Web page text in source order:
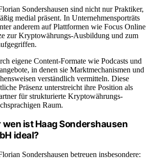
Sondershausen sind nicht nur Praktiker,
medial präsent. In Unternehmensporträts
anderem auf Plattformen wie Focus Online
zur Kryptowährungs-Ausbildung und zum
eigene Content-Formate wie Podcasts und
in denen sie Marktmechanismen und
verständlich vermitteln. Diese
Präsenz unterstreicht ihre Position als
für strukturierte Kryptowährungs-
Raum.
wen ist Haag Sondershausen
ideal?
Sondershausen betreuen insbesondere: